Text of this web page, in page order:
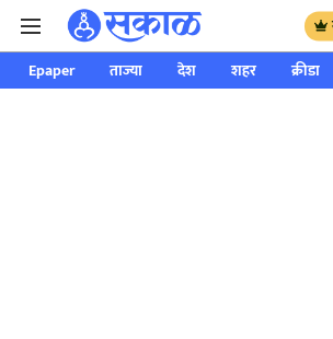
Epaper ताज्या देश शहर क्रीडा